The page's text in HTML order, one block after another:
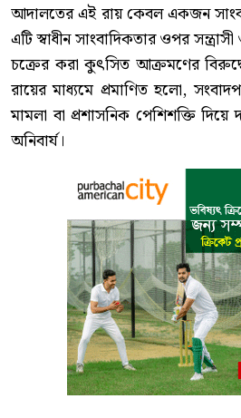
আদালতের এই রায় কেবল একজন
এটি স্বাধীন সাংবাদিকতার ওপর
চক্রের করা কুৎসিত আক্রমণের
রায়ের মাধ্যমে প্রমাণিত হলো,
মামলা বা প্রশাসনিক পেশিশক্তি
অনিবার্য।